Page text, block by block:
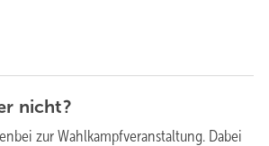
nicht?
zur Wahlkampfveranstaltung. Dabei